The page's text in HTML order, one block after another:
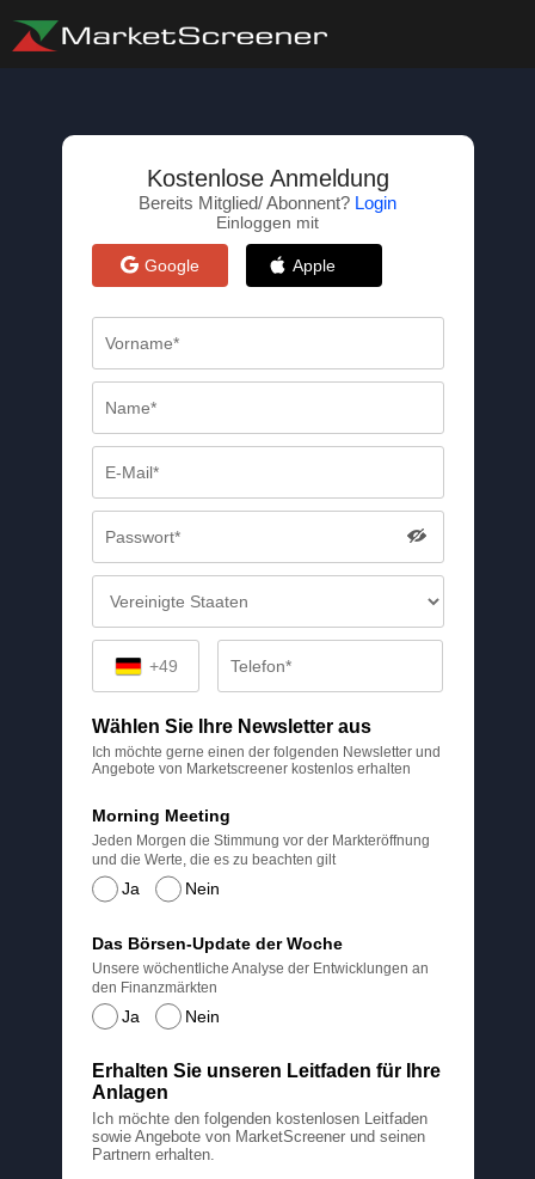
Kostenlose Anmeldung
Bereits Mitglied/ Abonnent? Login
Einloggen mit
Google Apple
+49
Wählen Sie Ihre Newsletter aus
Ich möchte gerne einen der folgenden Newsletter und
Angebote von Marketscreener kostenlos erhalten
Ja Nein
Morning Meeting
Jeden Morgen die Stimmung vor der Markteröffnung
und die Werte, die es zu beachten gilt
Ja Nein
Das Börsen-Update der Woche
Unsere wöchentliche Analyse der Entwicklungen an
den Finanzmärkten
Erhalten Sie unseren Leitfaden für Ihre
Anlagen
Ich möchte den folgenden kostenlosen Leitfaden
sowie Angebote von MarketScreener und seinen
Partnern erhalten.